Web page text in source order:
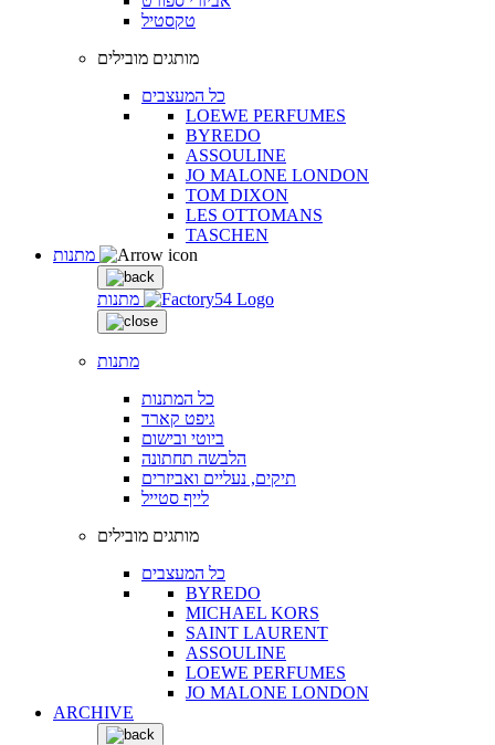
טקסטיל
מותגים מובילים
כל המעצבים
LOEWE PERFUMES
BYREDO
ASSOULINE
JO MALONE LONDON
TOM DIXON
LES OTTOMANS
TASCHEN
מתנות
מתנות
כל המתנות
גיפט קארד
ביוטי ובישום
הלבשה תחתונה
תיקים, נעליים ואביזרים
לייף סטייל
מותגים מובילים
כל המעצבים
BYREDO
MICHAEL KORS
SAINT LAURENT
ASSOULINE
LOEWE PERFUMES
JO MALONE LONDON
ARCHIVE